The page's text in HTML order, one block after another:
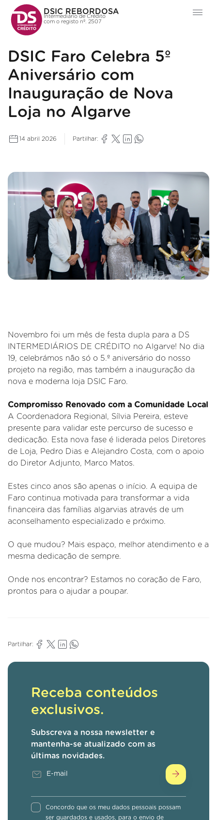
DSIC REBORDOSA
Intermediário de Crédito
com o registo nº. 2507
DSIC Faro Celebra 5º
Aniversário com
Inauguração de Nova
Loja no Algarve
14 abril 2026 Partilhar:
Novembro foi um mês de festa dupla para a DS
INTERMEDIÁRIOS DE CRÉDITO no Algarve! No dia
19, celebrámos não só o 5.º aniversário do nosso
projeto na região, mas também a inauguração da
nova e moderna loja DSIC Faro.
Compromisso Renovado com a Comunidade Local
A Coordenadora Regional, Sílvia Pereira, esteve
presente para validar este percurso de sucesso e
dedicação. Esta nova fase é liderada pelos Diretores
de Loja, Pedro Dias e Alejandro Costa, com o apoio
do Diretor Adjunto, Marco Matos.
Estes cinco anos são apenas o início. A equipa de
Faro continua motivada para transformar a vida
financeira das famílias algarvias através de um
aconselhamento especializado e próximo.
O que mudou? Mais espaço, melhor atendimento e a
mesma dedicação de sempre.
Onde nos encontrar? Estamos no coração de Faro,
prontos para o ajudar a poupar.
Partilhar:
Receba conteúdos
exclusivos.
Subscreva a nossa newsletter e
mantenha-se atualizado com as
últimas novidades.
Concordo que os meu dados pessoais possam
ser guardados e usados, para o envio de